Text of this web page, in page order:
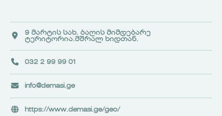
9 მარტის სახ. ბაღის მიმდებარე
ტერიტორია.მშრალ ხიდთან.
032 2 99 99 01
info@demasi.ge
https://www.demasi.ge/geo/